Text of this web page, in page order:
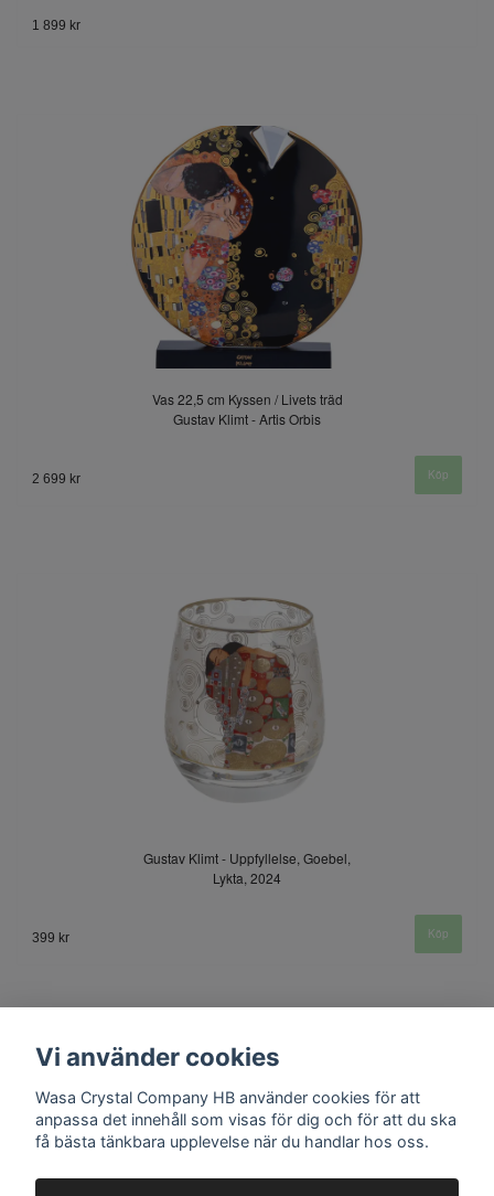
1 899 kr
Vas 22,5 cm Kyssen / Livets träd
Gustav Klimt - Artis Orbis
2 699 kr
Gustav Klimt - Uppfyllelse, Goebel,
Lykta, 2024
399 kr
Kontakt
Vi använder cookies
Wasa Crystal Company HB använder cookies för att
anpassa det innehåll som visas för dig och för att du ska
få bästa tänkbara upplevelse när du handlar hos oss.